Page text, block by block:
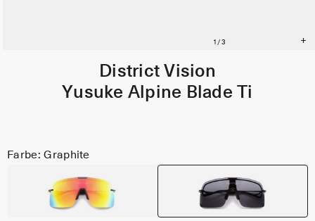
District Vision
Yusuke Alpine Blade Ti
Farbe: Graphite